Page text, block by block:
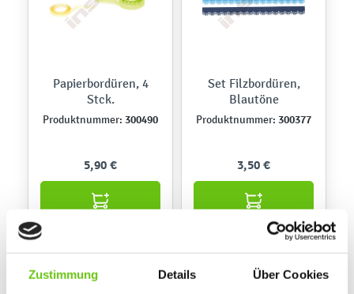
Zustimmung Details Über Cookies
Papierbordüren, 4
Stck.
Produktnummer: 300490
5,90 €
Set Filzbordüren,
Blautöne
Produktnummer: 300377
3,50 €